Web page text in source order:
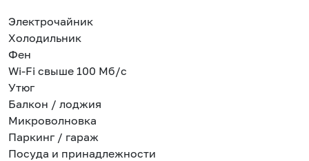
Электрочайник
Холодильник
Фен
Wi-Fi свыше 100 Мб/с
Утюг
Балкон / лоджия
Микроволновка
Паркинг / гараж
Посуда и принадлежности